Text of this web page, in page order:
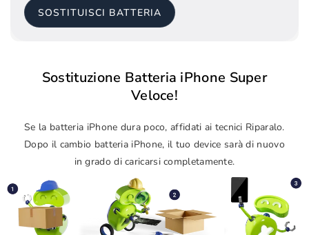
SOSTITUISCI BATTERIA
Sostituzione Batteria iPhone Super
Veloce!
Se la batteria iPhone dura poco, affidati ai tecnici Riparalo.
Dopo il cambio batteria iPhone, il tuo device sarà di nuovo
in grado di caricarsi completamente.